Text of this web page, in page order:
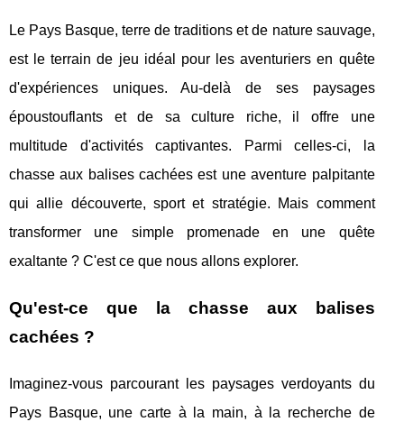
Le Pays Basque, terre de traditions et de nature sauvage,
est le terrain de jeu idéal pour les aventuriers en quête
d'expériences uniques. Au-delà de ses paysages
époustouflants et de sa culture riche, il offre une
multitude d'activités captivantes. Parmi celles-ci, la
chasse aux balises cachées est une aventure palpitante
qui allie découverte, sport et stratégie. Mais comment
transformer une simple promenade en une quête
exaltante ? C'est ce que nous allons explorer.
Qu'est-ce que la chasse aux balises
cachées ?
Imaginez-vous parcourant les paysages verdoyants du
Pays Basque, une carte à la main, à la recherche de